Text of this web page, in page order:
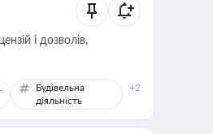
і дозволів,
Будівельна
діяльність
+2